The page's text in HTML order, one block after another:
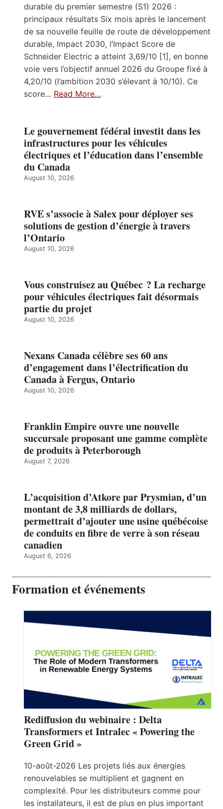
durable du premier semestre (S1) 2026 :
principaux résultats Six mois après le lancement
de sa nouvelle feuille de route de développement
durable, Impact 2030, l’Impact Score de
Schneider Electric a atteint 3,69/10 [1], en bonne
voie vers l’objectif annuel 2026 du Groupe fixé à
4,20/10 (l’ambition 2030 s’élevant à 10/10). Ce
score… Read More…
Le gouvernement fédéral investit dans les
infrastructures pour les véhicules
électriques et l’éducation dans l’ensemble
du Canada
August 10, 2026
RVE s’associe à Salex pour déployer ses
solutions de gestion d’énergie à travers
l’Ontario
August 10, 2026
Vous construisez au Québec ? La recharge
pour véhicules électriques fait désormais
partie du projet
August 10, 2026
Nexans Canada célèbre ses 60 ans
d’engagement dans l’électrification du
Canada à Fergus, Ontario
August 10, 2026
Franklin Empire ouvre une nouvelle
succursale proposant une gamme complète
de produits à Peterborough
August 7, 2026
L’acquisition d’Atkore par Prysmian, d’un
montant de 3,8 milliards de dollars,
permettrait d’ajouter une usine québécoise
de conduits en fibre de verre à son réseau
canadien
August 6, 2026
Formation et événements
Rediffusion du webinaire : Delta
Transformers et Intralec « Powering the
Green Grid »
10-août-2026 Les projets liés aux énergies
renouvelables se multiplient et gagnent en
complexité. Pour les distributeurs comme pour
les installateurs, il est de plus en plus important